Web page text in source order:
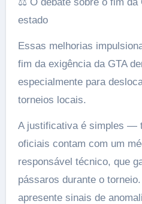
estado
Essas melhorias
fim da exigência da GTA
especialmente para
torneios locais.
A justificativa é simples —
oficiais contam com um
responsável técnico, que
pássaros durante o
apresente sinais de